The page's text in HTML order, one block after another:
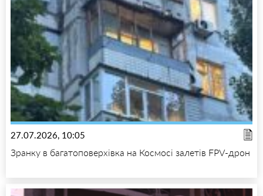
27.07.2026, 10:05
Зранку в багатоповерхівка на Космосі залетів FPV-дрон